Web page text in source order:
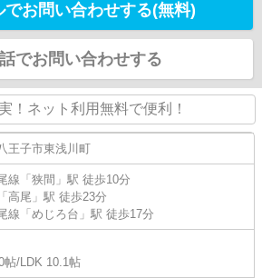
でお問い合わせする(無料)
でお問い合わせする
！ネット利用無料で便利！
王子市東浅川町
線 「狭間 」駅 徒歩10分
「高尾 」駅 徒歩23分
線 「めじろ台 」駅 徒歩17分
帖/LDK 10.1帖